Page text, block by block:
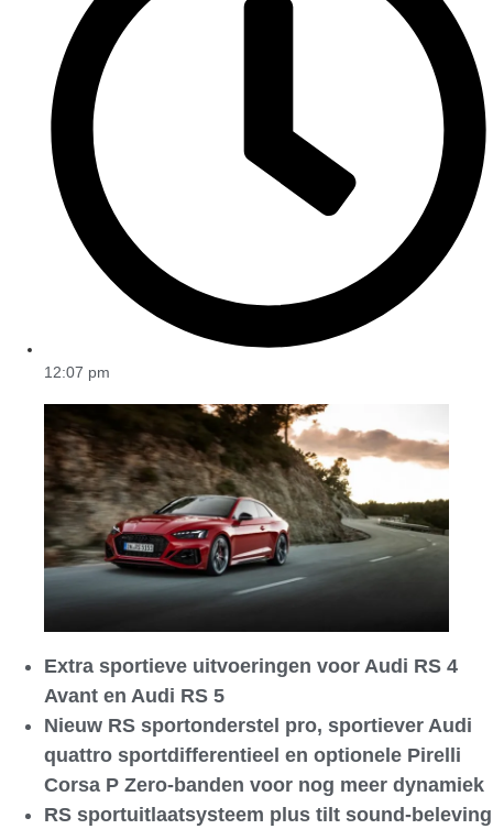
12:07 pm
Extra sportieve uitvoeringen voor Audi RS 4
Avant en Audi RS 5
Nieuw RS sportonderstel pro, sportiever Audi
quattro sportdifferentieel en optionele Pirelli
Corsa P Zero-banden voor nog meer dynamiek
RS sportuitlaatsysteem plus tilt sound-beleving